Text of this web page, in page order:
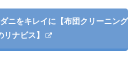
ニをキレイに【布団クリーニング
リナビス】